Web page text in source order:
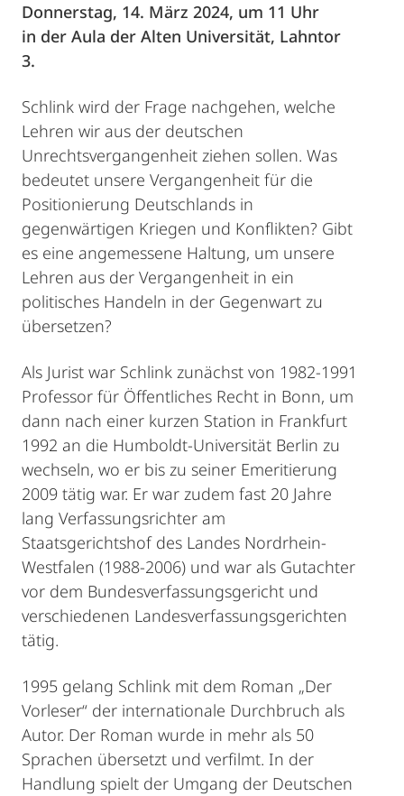
Donnerstag, 14. März 2024, um 11 Uhr
in der Aula der Alten Universität, Lahntor
3.
Schlink wird der Frage nachgehen, welche
Lehren wir aus der deutschen
Unrechtsvergangenheit ziehen sollen. Was
bedeutet unsere Vergangenheit für die
Positionierung Deutschlands in
gegenwärtigen Kriegen und Konflikten? Gibt
es eine angemessene Haltung, um unsere
Lehren aus der Vergangenheit in ein
politisches Handeln in der Gegenwart zu
übersetzen?
Als Jurist war Schlink zunächst von 1982-1991
Professor für Öffentliches Recht in Bonn, um
dann nach einer kurzen Station in Frankfurt
1992 an die Humboldt-Universität Berlin zu
wechseln, wo er bis zu seiner Emeritierung
2009 tätig war. Er war zudem fast 20 Jahre
lang Verfassungsrichter am
Staatsgerichtshof des Landes Nordrhein-
Westfalen (1988-2006) und war als Gutachter
vor dem Bundesverfassungsgericht und
verschiedenen Landesverfassungsgerichten
tätig.
1995 gelang Schlink mit dem Roman „Der
Vorleser“ der internationale Durchbruch als
Autor. Der Roman wurde in mehr als 50
Sprachen übersetzt und verfilmt. In der
Handlung spielt der Umgang der Deutschen